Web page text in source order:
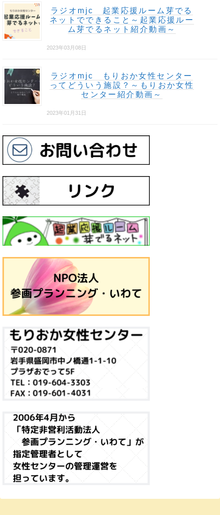
ラジオmjc 起業応援ルーム芽でる
ネットでできること～起業応援ルー
ム芽でるネット紹介動画～
2023年03月08日
ラジオmjc もりおか女性センター
ってどういう施設？～もりおか女性
センター紹介動画～
2023年01月31日